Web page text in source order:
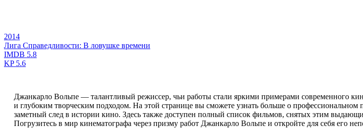
2014
Лига Справедливости: В ловушке времени
IMDB 5.8
KP5.6
Джанкарло Вольпе — талантливый режиссер, чьи работы стали яркими примерами современного
и глубоким творческим подходом. На этой странице вы сможете узнать больше о
заметный след в истории кино. Здесь также доступен полный список фильмов, снятых этим
Погрузитесь в мир кинематографа через призму работ Джанкарло Вольпе и откройте для себя его